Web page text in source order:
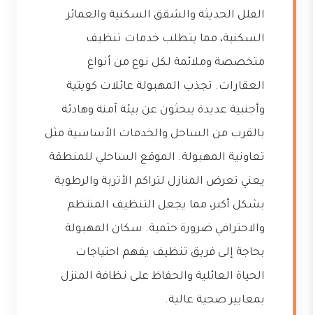
الفلل الحديثة والشقق السكنية والعمائر
السكنية، مما يتطلب خدمات تنظيف
متخصصة وملائمة لكل نوع من أنواع
العقارات. تجذب المهبولة عائلات كويتية
وأجنبية عديدة يبحثون عن بيئة آمنة وهادئة
بالقرب من الساحل والخدمات الأساسية مثل
تعاونية المهبولة. الموقع الساحلي للمنطقة
يعني تعرض المنازل لتراكم الأتربة والرطوبة
بشكل أكبر، مما يجعل التنظيف المنتظم
والاحترافي ضرورة حتمية. سكان المهبولة
بحاجة إلى فريق تنظيف يفهم احتياجات
الحياة العائلية والحفاظ على نظافة المنزل
بمعايير صحية عالية.